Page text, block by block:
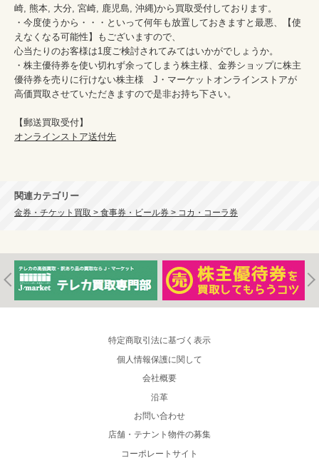
崎, 熊本, 大分, 宮崎, 鹿児島, 沖縄)から買取受付しております。
・今度使うから・・・といって何年も放置しておきますと最悪、【使
えなくなる可能性】もございますので、
心当たりのお客様は1度ご検討されてみてはいかがでしょうか。
・株主優待券を使い切れず余ってしまう株主様、金券ショップに株主
優待券を売りに行けない株主様　J・マーケットオンラインストアが
高価買取させていただきますので是非お持ち下さい。
オンラインストア送付先
関連カテゴリー
金券・チケット買取 > 食事券・ビール券 > コカ・コーラ券
特定商取引法に基づく表示
個人情報保護に関して
会社概要
沿革
お問い合わせ
店舗・テナント物件の募集
コーポレートサイト